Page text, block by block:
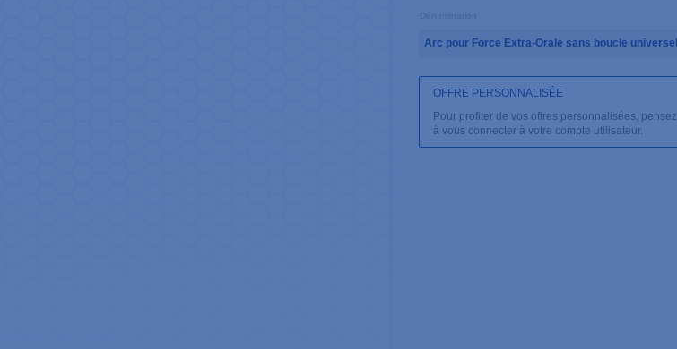
Arc pour Force Extra-Orale sans boucle universel
OFFRE PERSONNALISÉE
Pour profiter de vos offres personnalisées, pensez
à vous connecter à votre compte utilisateur.